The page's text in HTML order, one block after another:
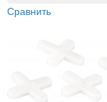
Сравнить